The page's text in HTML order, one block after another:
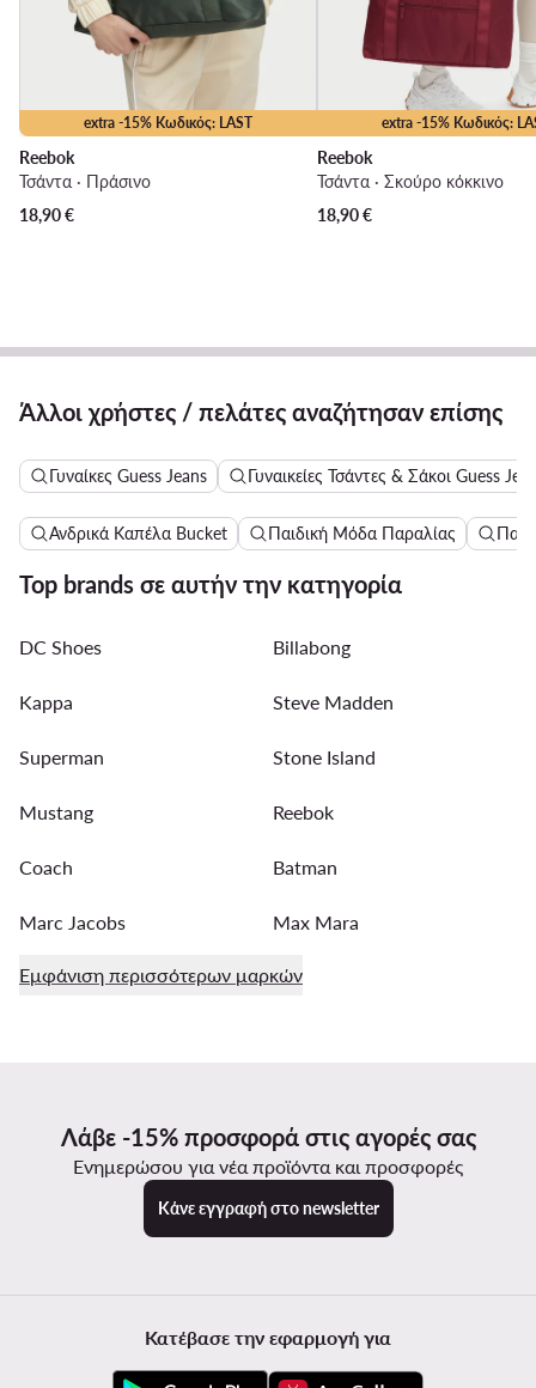
extra -15% Κωδικός: LAST
Reebok
Τσάντα · Πράσινο
18,90€
extra -15% Κωδικός:
Reebok
Τσάντα · Σκούρο κόκκινο
18,90€
Άλλοι χρήστες / πελάτες αναζήτησαν επίσης
Γυναίκες Guess Jeans Γυναικείες Τσάντες & Σάκοι Guess
Ανδρικά Καπέλα Bucket Παιδική Μόδα Παραλίας
Top brands σε αυτήν την κατηγορία
DC Shoes Billabong
Kappa Steve Madden
Superman Stone Island
Mustang Reebok
Coach Batman
Marc Jacobs Max Mara
Εμφάνιση περισσότερων μαρκών
Λάβε -15% προσφορά στις αγορές σας
Ενημερώσου για νέα προϊόντα και προσφορές
Κάνε εγγραφή στο newsletter
Κατέβασε την εφαρμογή για